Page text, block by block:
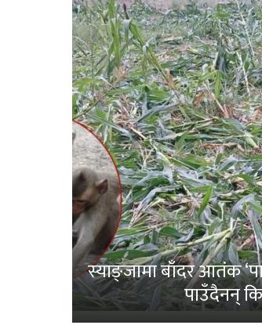
स्याङ्जामा बाँदर आतंक
पाउँदैनन्